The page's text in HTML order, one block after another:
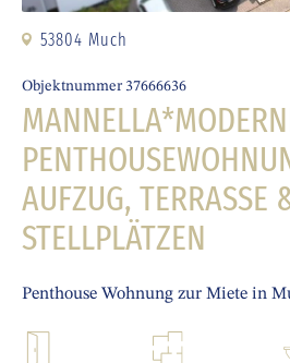
53804 Much
Objektnummer 37666636
AUFZUG, TERRASSE
STELLPLÄTZEN
Penthouse Wohnung zur Miete in